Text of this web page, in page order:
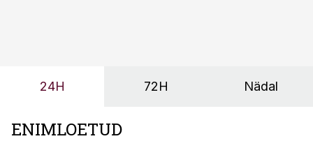
24H 72H Nädal
ENIMLOETUD